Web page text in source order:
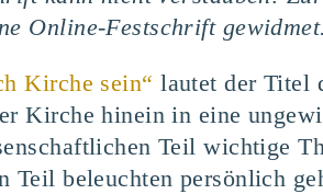
Online-Festschrift gewidmet.
Kir­che sein“ lau­tet der Titel
Kir­che hin­ein in eine
Teil wich­ti­ge
Teil beleuch­ten per­sön­lich